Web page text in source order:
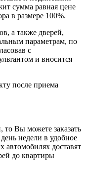
сумма равная цене
в размере 100%.
а также дверей,
параметрам, по
с
и вносится
после приема
то Вы можете заказать
недели в удобное
доставят
до квартиры